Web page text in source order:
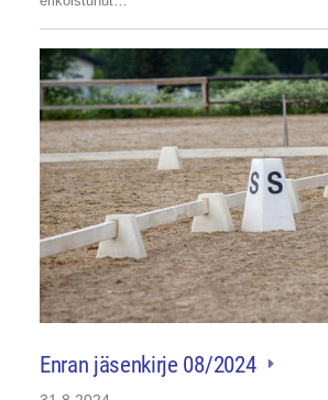
Enran jäsenkirje 08/2024